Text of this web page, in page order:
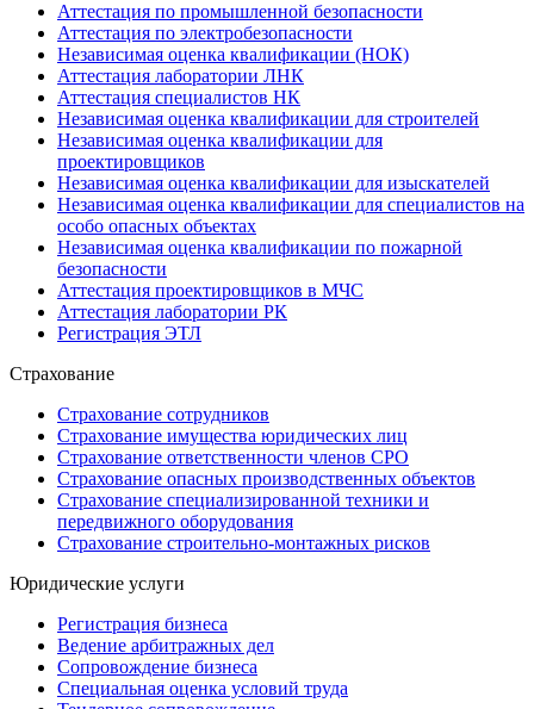
Аттестация по промышленной безопасности
Аттестация по электробезопасности
Независимая оценка квалификации (НОК)
Аттестация лаборатории ЛНК
Аттестация специалистов НК
Независимая оценка квалификации для строителей
Независимая оценка квалификации для
проектировщиков
Независимая оценка квалификации для изыскателей
Независимая оценка квалификации для специалистов на
особо опасных объектах
Независимая оценка квалификации по пожарной
безопасности
Аттестация проектировщиков в МЧС
Аттестация лаборатории РК
Регистрация ЭТЛ
Страхование
Страхование сотрудников
Страхование имущества юридических лиц
Страхование ответственности членов СРО
Страхование опасных производственных объектов
Страхование специализированной техники и
передвижного оборудования
Страхование строительно-монтажных рисков
Юридические услуги
Регистрация бизнеса
Ведение арбитражных дел
Сопровождение бизнеса
Специальная оценка условий труда